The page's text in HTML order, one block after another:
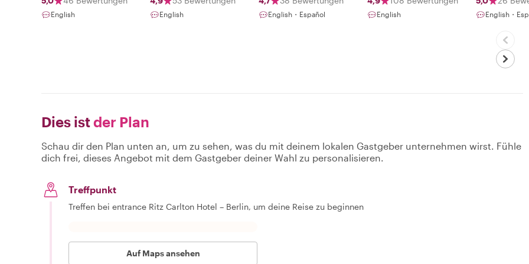
English English English・Español English English・
Dies istder Plan
Schau dir den Plan unten an, um zu sehen, was du mit deinem lokalen Gastgeber unternehmen wirst. Fühle
dich frei, dieses Angebot mit dem Gastgeber deiner Wahl zu personalisieren.
Treffpunkt
Treffen bei entrance Ritz Carlton Hotel – Berlin, um deine Reise zu beginnen
Auf Maps ansehen